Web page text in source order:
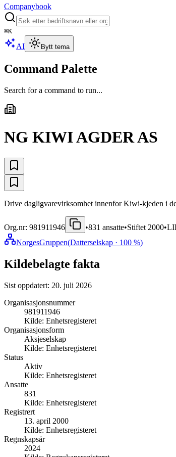
Companybook
⌘K
AI Bytt tema
Command Palette
Search for a command to run...
NG KIWI AGDER AS
Drive dagligvarevirksomhet innenfor Kiwi-kjeden i
Org.nr: 981911946 •831 ansatte•Stiftet 2000•
NorgesGruppen(Datterselskap · 100 %)
Kildebelagte fakta
Sist oppdatert: 20. juli 2026
Organisasjonsnummer
981911946
Kilde: Enhetsregisteret
Organisasjonsform
Aksjeselskap
Kilde: Enhetsregisteret
Status
Aktiv
Kilde: Enhetsregisteret
Ansatte
831
Kilde: Enhetsregisteret
Registrert
13. april 2000
Kilde: Enhetsregisteret
Regnskapsår
2024